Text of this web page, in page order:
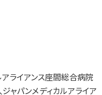
ャパンメディカルアライア